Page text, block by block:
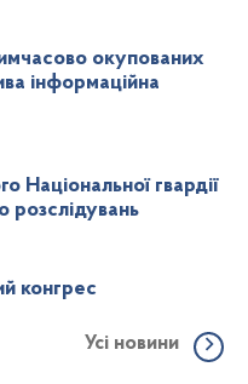
окупованих
інформаційна
Національної гвардії
розслідувань
конгрес
Усі новини